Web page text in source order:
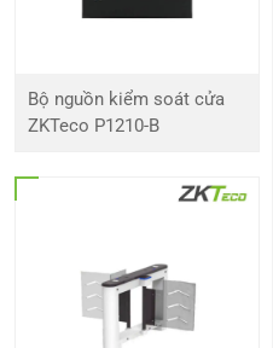
30 người / phút ( sử dụng thẻ RFID)
Bộ nguồn kiểm soát cửa
ZKTeco P1210-B